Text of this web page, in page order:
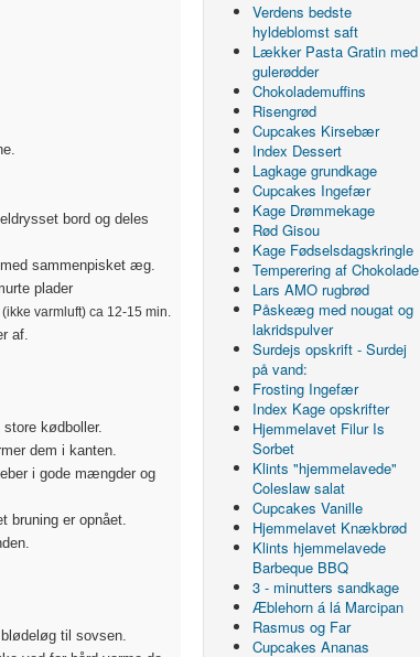
bord og deles
sammenpisket æg.
plader
(ikke varmluft) ca 12-15 min.
af.
kødboller.
dem i kanten.
i gode mængder og
bruning er opnået.
til sovsen.
Verdens bedste
hyldeblomst saft
Lækker Pasta Gratin med
gulerødder
Chokolademuffins
Risengrød
Cupcakes Kirsebær
Index Dessert
Lagkage grundkage
Cupcakes Ingefær
Kage Drømmekage
Rød Gisou
Kage Fødselsdagskringle
Temperering af Chokolade
Lars AMO rugbrød
Påskeæg med nougat og
lakridspulver
Surdejs opskrift - Surdej
på vand:
Frosting Ingefær
Index Kage opskrifter
Hjemmelavet Filur Is
Sorbet
Klints "hjemmelavede"
Coleslaw salat
Cupcakes Vanille
Hjemmelavet Knækbrød
Klints hjemmelavede
Barbeque BBQ
3 - minutters sandkage
Æblehorn á lá Marcipan
Rasmus og Far
Cupcakes Ananas